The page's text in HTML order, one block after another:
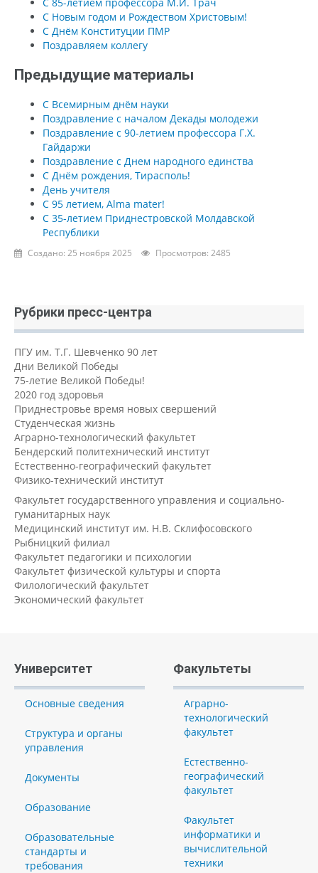
С Новым годом и Рождеством Христовым!
С Днём Конституции ПМР
Поздравляем коллегу
Предыдущие материалы
С Всемирным днём науки
Поздравление с началом Декады молодежи
Поздравление с 90-летием профессора Г.Х.
Гайдаржи
Поздравление с Днем народного единства
С Днём рождения, Тирасполь!
День учителя
С 95 летием, Alma mater!
С 35-летием Приднестровской Молдавской
Республики
Создано: 25 ноября 2025 Просмотров: 2485
Рубрики пресс-центра
ПГУ им. Т.Г. Шевченко 90 лет
Дни Великой Победы
75-летие Великой Победы!
2020 год здоровья
Приднестровье время новых свершений
Студенческая жизнь
Аграрно-технологический факультет
Бендерский политехнический институт
Естественно-географический факультет
Физико-технический институт
Факультет государственного управления и социально-
гуманитарных наук
Медицинский институт им. Н.В. Склифосовского
Рыбницкий филиал
Факультет педагогики и психологии
Факультет физической культуры и спорта
Филологический факультет
Экономический факультет
Университет
Основные сведения
Структура и органы
управления
Документы
Образование
Образовательные
стандарты и
требования
Факультеты
Аграрно-
технологический
факультет
Естественно-
географический
факультет
Факультет
информатики и
вычислительной
техники